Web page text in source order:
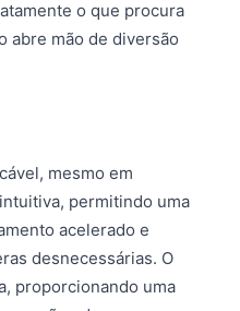
o que procura
abre mão de diversão
mesmo em
permitindo uma
acelerado e
desnecessárias. O
proporcionando uma